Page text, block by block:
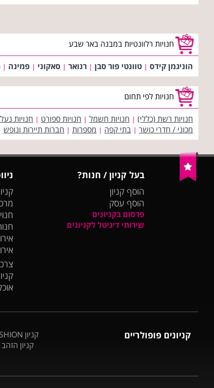
חנויות רלוונטיות במבנה באר שבע
הוניגמן קידס | טוונטי פור סבן | רנואר | סאקוני | פמינה |
חנויות לפי תחום
חנויות רשת (כללי) | חנויות חשמל | חנויות ספורט | חנויות
מכוני / חדרי כושר | בתי קפה | מספרות | חברות תיירות ונופש
בעל קניון / חנות?
הוסף קניון
הוסף עסק
פרסום בקניונים
שירותי דיגיטל לקניונים
קניונים פופולריים קניון BIG FASHION אשדוד
קניון הזהב